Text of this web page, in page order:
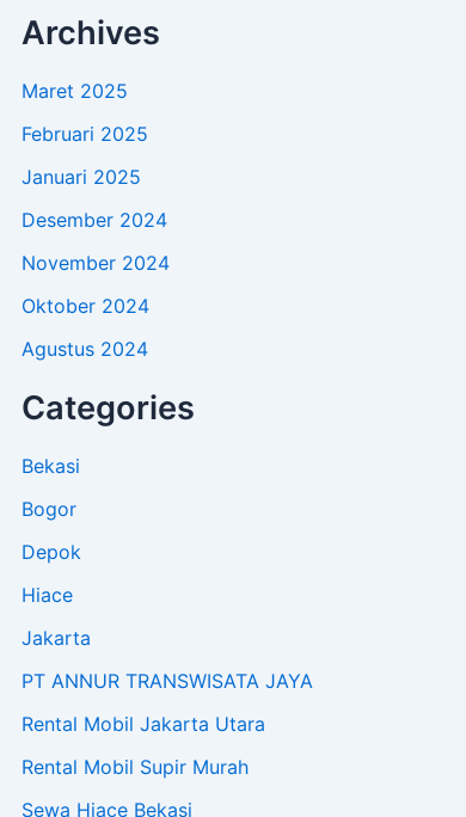
Archives
Maret 2025
Februari 2025
Januari 2025
Desember 2024
November 2024
Oktober 2024
Agustus 2024
Categories
Bekasi
Bogor
Depok
Hiace
Jakarta
PT ANNUR TRANSWISATA JAYA
Rental Mobil Jakarta Utara
Rental Mobil Supir Murah
Sewa Hiace Bekasi